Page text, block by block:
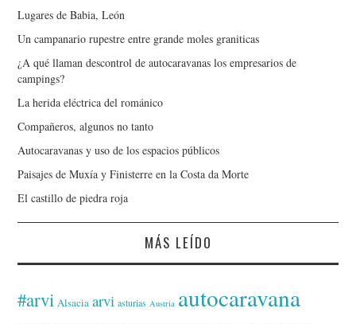
Lugares de Babia, León
Un campanario rupestre entre grande moles graniticas
¿A qué llaman descontrol de autocaravanas los empresarios de
campings?
La herida eléctrica del románico
Compañeros, algunos no tanto
Autocaravanas y uso de los espacios públicos
Paisajes de Muxía y Finisterre en la Costa da Morte
El castillo de piedra roja
MÁS LEÍDO
#arvi Alsacia arvi asturias Austria autocaravana